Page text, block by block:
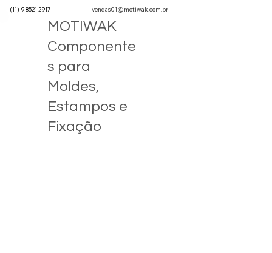
(11) 9 8521 2917 vendas01@motiwak.com.br
MOTIWAK
Componente
s para
Moldes,
Estampos e
Fixação